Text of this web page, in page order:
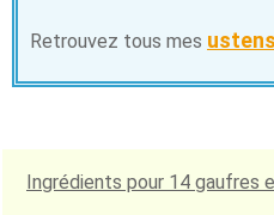
Retrouvez tous mes
Ingrédients pour 14 gaufres